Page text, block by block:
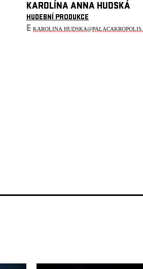
KAROLÍNA ANNA HUDSKÁ
HUDEBNÍ PRODUKCE
E